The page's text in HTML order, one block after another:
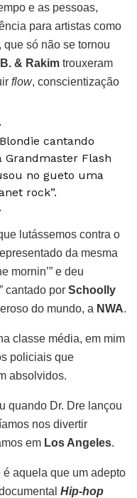
e as pessoas,
para artistas como
, que só não se tornou
& Rakim trouxeram
flow, conscientização
cantando
Grandmaster Flash
no gueto uma
rock”.
lutássemos contra o
da mesma
mornin’” e deu
cantado por Schoolly
do mundo, a NWA.
classe média, em mim
policiais que
absolvidos.
quando Dr. Dre lançou
nos divertir
em Los Angeles.
aquela que um adepto
Hip-hop